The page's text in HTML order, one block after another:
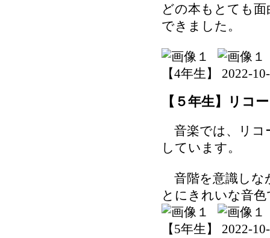
どの本もとても
できました。
【4年生】 2022-
【５年生】リコ
音楽では、リコ
しています。
音階を意識しな
とにきれいな音
【5年生】 2022-